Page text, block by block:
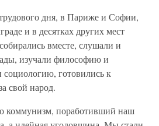
дня, в Париже и Софии,
и в десятках других мест
вместе, слушали и
изучали философию и
готовились к
свой народ.
коммунизм, поработивший наш